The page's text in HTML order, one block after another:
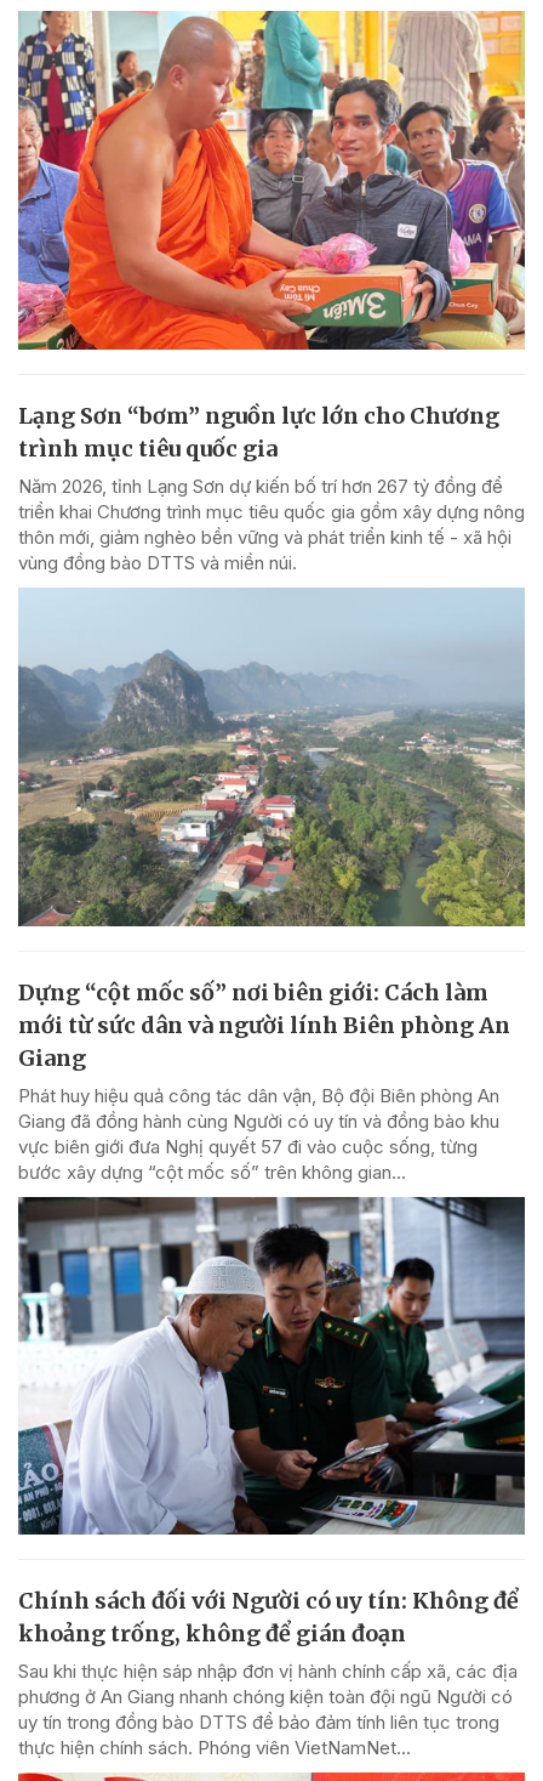
Lạng Sơn “bơm” nguồn lực lớn cho Chương
trình mục tiêu quốc gia
Năm 2026, tỉnh Lạng Sơn dự kiến bố trí hơn 267 tỷ đồng để
triển khai Chương trình mục tiêu quốc gia gồm xây dựng nông
thôn mới, giảm nghèo bền vững và phát triển kinh tế - xã hội
vùng đồng bào DTTS và miền núi.
Dựng “cột mốc số” nơi biên giới: Cách làm
mới từ sức dân và người lính Biên phòng An
Giang
Phát huy hiệu quả công tác dân vận, Bộ đội Biên phòng An
Giang đã đồng hành cùng Người có uy tín và đồng bào khu
vực biên giới đưa Nghị quyết 57 đi vào cuộc sống, từng
bước xây dựng “cột mốc số” trên không gian...
Chính sách đối với Người có uy tín: Không để
khoảng trống, không để gián đoạn
Sau khi thực hiện sáp nhập đơn vị hành chính cấp xã, các địa
phương ở An Giang nhanh chóng kiện toàn đội ngũ Người có
uy tín trong đồng bào DTTS để bảo đảm tính liên tục trong
thực hiện chính sách. Phóng viên VietNamNet...